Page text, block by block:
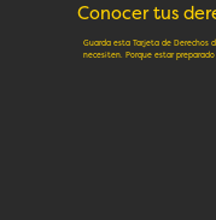
Guarda esta Tarjeta de Derechos
necesiten. Porque estar
Conocer tus